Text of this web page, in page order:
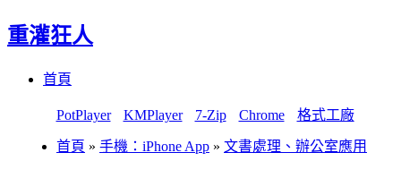
重灌狂人
首頁
PotPlayer KMPlayer 7-Zip Chrome 格式工廠
首頁 » 手機：iPhone App » 文書處理、辦公室應用